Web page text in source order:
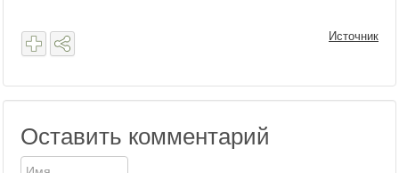
Источник
Оставить комментарий